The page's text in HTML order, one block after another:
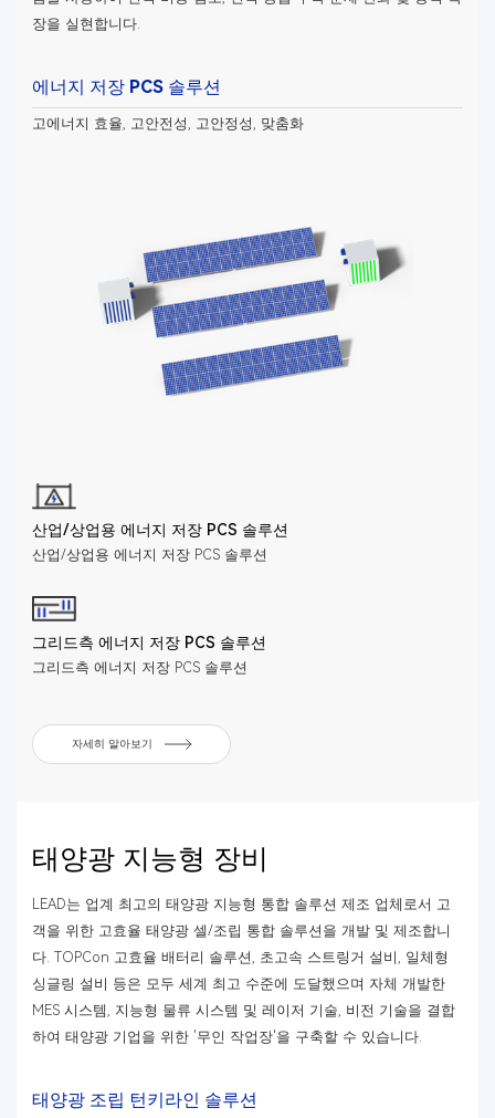
장을 실현합니다.
에너지 저장 PCS 솔루션
고에너지 효율, 고안전성, 고안정성, 맞춤화
산업/상업용 에너지 저장 PCS 솔루션
산업/상업용 에너지 저장 PCS 솔루션
그리드측 에너지 저장 PCS 솔루션
그리드측 에너지 저장 PCS 솔루션
자세히 알아보기
태양광 지능형 장비
LEAD는 업계 최고의 태양광 지능형 통합 솔루션 제조 업체로서 고
객을 위한 고효율 태양광 셀/조립 통합 솔루션을 개발 및 제조합니
다. TOPCon 고효율 배터리 솔루션, 초고속 스트링거 설비, 일체형
싱글링 설비 등은 모두 세계 최고 수준에 도달했으며 자체 개발한
MES 시스템, 지능형 물류 시스템 및 레이저 기술, 비전 기술을 결합
하여 태양광 기업을 위한 '무인 작업장'을 구축할 수 있습니다.
태양광 조립 턴키라인 솔루션